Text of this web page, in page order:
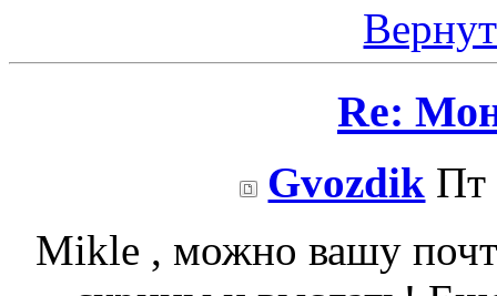
Re:
Gvozdik Пт
Mikle , можно вашу